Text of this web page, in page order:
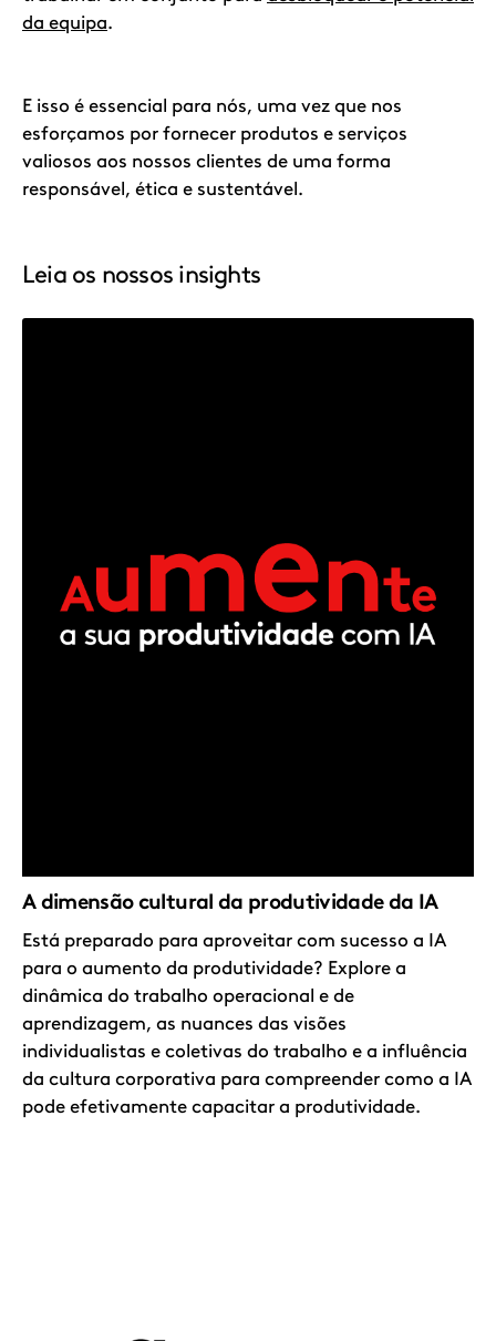
da equipa.
E isso é essencial para nós, uma vez que nos
esforçamos por fornecer produtos e serviços
valiosos aos nossos clientes de uma forma
responsável, ética e sustentável.
Leia os nossos insights
A dimensão cultural da produtividade da IA
Está preparado para aproveitar com sucesso a IA
para o aumento da produtividade? Explore a
dinâmica do trabalho operacional e de
aprendizagem, as nuances das visões
individualistas e coletivas do trabalho e a influência
da cultura corporativa para compreender como a IA
pode efetivamente capacitar a produtividade.